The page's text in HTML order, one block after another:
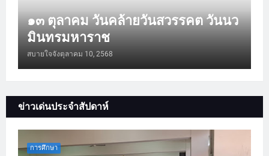
๑๓ ตุลาคม วันคล้ายวันสวรรคต วันนว
มินทรมหาราช
สบายใจจังตุลาคม 10, 2568
ข่าวเด่นประจำสัปดาห์
การศึกษา